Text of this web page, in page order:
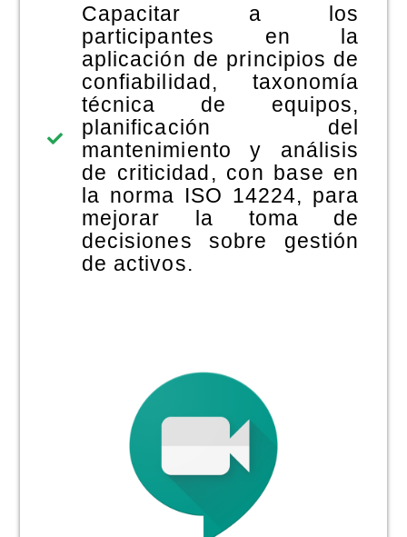
Capacitar a los
participantes en la
aplicación de principios de
confiabilidad, taxonomía
técnica de equipos,
planificación del
mantenimiento y análisis
de criticidad, con base en
la norma ISO 14224, para
mejorar la toma de
decisiones sobre gestión
de activos.